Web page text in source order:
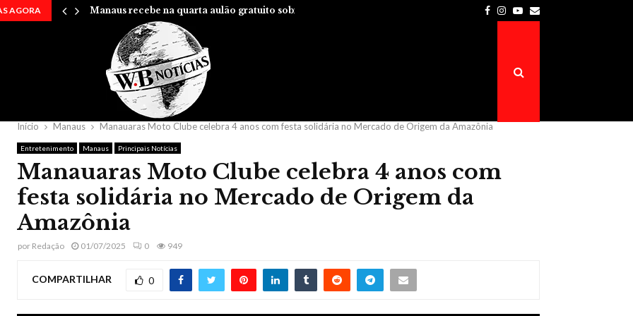
AGORA Manaus recebe na quarta aulão gratuito sobre… Prefeitura de Atalaia do Norte é a…
Facebook
Instagram
Youtube
Email
Início Manaus Manauaras Moto Clube celebra 4 anos com festa solidária no Mercado de Origem da Amazônia
Entretenimento Manaus Principais Notícias
Manauaras Moto Clube celebra 4 anos com
festa solidária no Mercado de Origem da
Amazônia
por Redação 01/07/2025 0 949
COMPARTILHAR 0